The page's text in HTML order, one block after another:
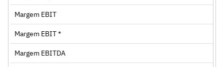
Margem EBIT
Margem EBIT *
Margem EBITDA